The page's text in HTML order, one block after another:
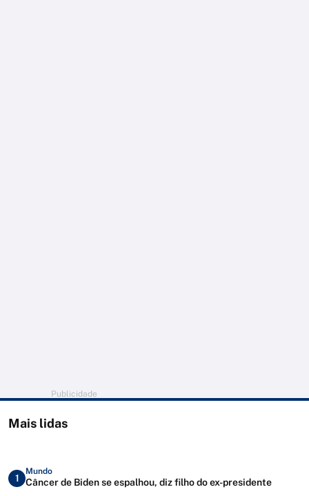
Publicidade
Mais lidas
1
Mundo
Câncer de Biden se espalhou, diz filho do ex-presidente